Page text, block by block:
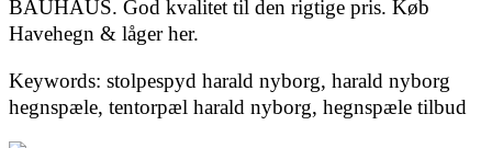
BAUHAUS. God kvalitet til den rigtige pris. Køb
Havehegn & låger her.
Keywords: stolpespyd harald nyborg, harald nyborg
hegnspæle, tentorpæl harald nyborg, hegnspæle tilbud